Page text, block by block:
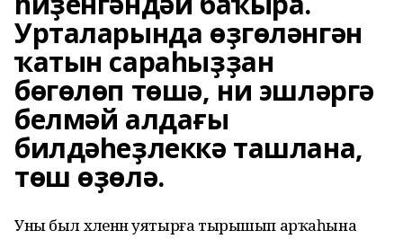
Урталарында өҙгөләнгән
ҡатын сараһыҙҙан
бөгөлөп төшә, ни эшләргә
белмәй алдағы
билдәһеҙлеккә ташлана,
төш өҙөлә.
Уны был хәленән уятырға тырышып арҡаһына